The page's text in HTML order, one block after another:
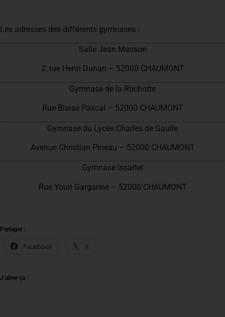
Les adresses des différents gymnases :
Salle Jean Masson
2, rue Henri Dunan – 52000 CHAUMONT
Gymnase de la Rochotte
Rue Blaise Pascal – 52000 CHAUMONT
Gymnase du Lycée Charles de Gaulle
Avenue Christian Pineau – 52000 CHAUMONT
Gymnase Issartel
Rue Youri Gargarine – 52000 CHAUMONT
Partager :
Facebook X
J’aime ça :